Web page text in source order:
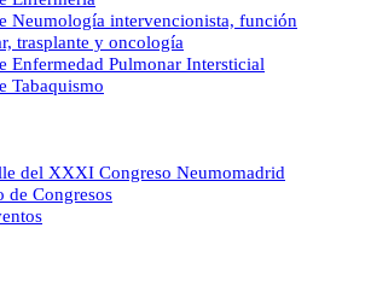
Neumología intervencionista, función
trasplante y oncología
Enfermedad Pulmonar Intersticial
Tabaquismo
del XXXI Congreso Neumomadrid
de Congresos